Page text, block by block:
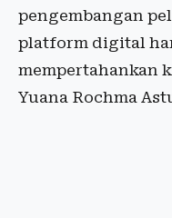
pengembangan
platform digital
mempertahankan
Yuana Rochma